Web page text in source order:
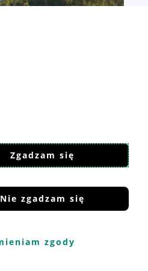
Zgadzam się
Nie zgadzam się
zgody